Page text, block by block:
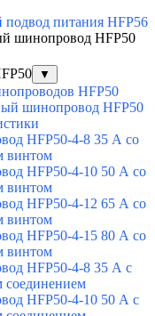
подвод питания HFP56
шинопровод HFP50
▼
HFP50
шинопровод HFP50
HFP50-4-8 35 А со
винтом
HFP50-4-10 50 А со
винтом
HFP50-4-12 65 А со
винтом
HFP50-4-15 80 А со
винтом
HFP50-4-8 35 А с
соединением
HFP50-4-10 50 А с